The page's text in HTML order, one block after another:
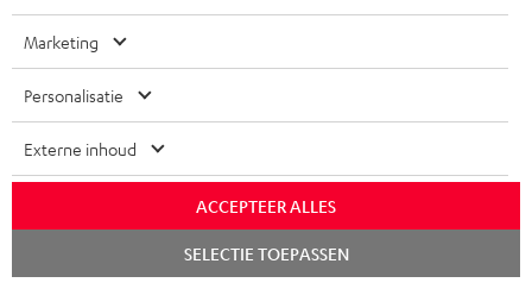
€ 45
KORTING
Marketing
Personalisatie
Externe inhoud
ACCEPTEER ALLES
SELECTIE TOEPASSEN